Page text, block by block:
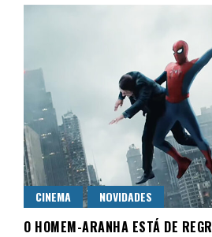
CINEMA NOVIDADES
O HOMEM-ARANHA ESTÁ DE